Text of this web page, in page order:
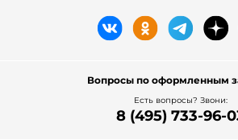
Вопросы по оформленным
Есть вопросы? Звони:
8 (495) 733-96-